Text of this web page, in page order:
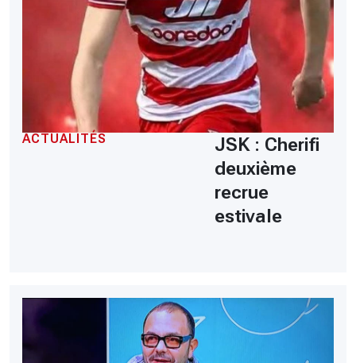
ACTUALITÉS
JSK : Cherifi
deuxième
recrue
estivale